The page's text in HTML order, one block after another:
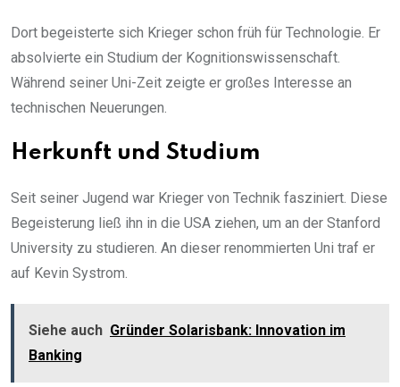
Dort begeisterte sich Krieger schon früh für Technologie. Er
absolvierte ein Studium der Kognitionswissenschaft.
Während seiner Uni-Zeit zeigte er großes Interesse an
technischen Neuerungen.
Herkunft und Studium
Seit seiner Jugend war Krieger von Technik fasziniert. Diese
Begeisterung ließ ihn in die USA ziehen, um an der Stanford
University zu studieren. An dieser renommierten Uni traf er
auf Kevin Systrom.
Siehe auch Gründer Solarisbank: Innovation im
Banking